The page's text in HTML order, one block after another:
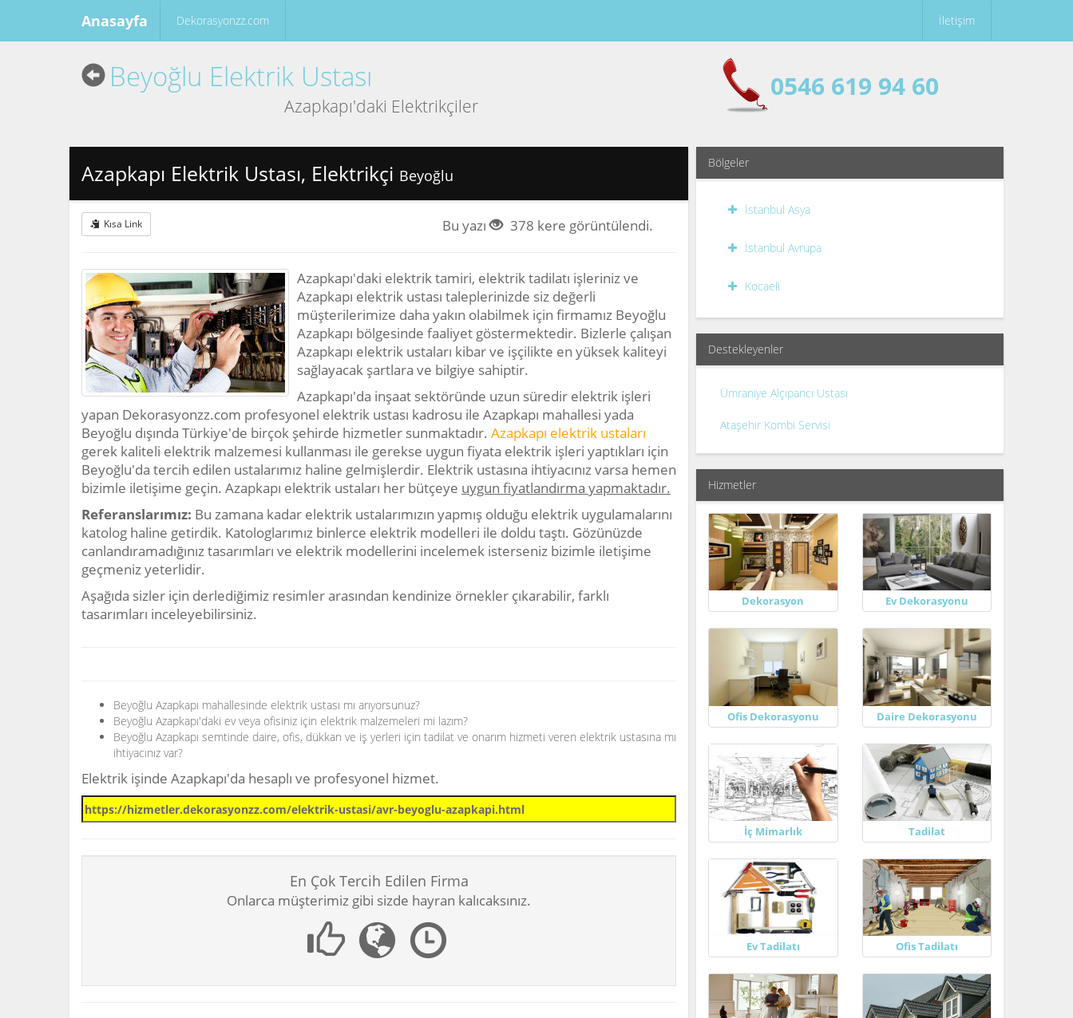
Anasayfa Dekorasyonzz.com İletişim
Beyoğlu Elektrik Ustası
Azapkapı'daki Elektrikçiler
0546 619 94 60
Azapkapı Elektrik Ustası, Elektrikçi Beyoğlu
Kısa Link Bu yazı 378 kere görüntülendi.
Azapkapı'daki elektrik tamiri, elektrik tadilatı işleriniz ve
Azapkapı elektrik ustası taleplerinizde siz değerli
müşterilerimize daha yakın olabilmek için firmamız Beyoğlu
Azapkapı bölgesinde faaliyet göstermektedir. Bizlerle çalışan
Azapkapı elektrik ustaları kibar ve işçilikte en yüksek kaliteyi
sağlayacak şartlara ve bilgiye sahiptir.
Azapkapı'da inşaat sektöründe uzun süredir elektrik işleri
yapan Dekorasyonzz.com profesyonel elektrik ustası kadrosu ile Azapkapı mahallesi yada
Beyoğlu dışında Türkiye'de birçok şehirde hizmetler sunmaktadır. Azapkapı elektrik ustaları
gerek kaliteli elektrik malzemesi kullanması ile gerekse uygun fiyata elektrik işleri yaptıkları için
Beyoğlu'da tercih edilen ustalarımız haline gelmişlerdir. Elektrik ustasına ihtiyacınız varsa hemen
bizimle iletişime geçin. Azapkapı elektrik ustaları her bütçeye uygun fiyatlandırma yapmaktadır.
Referanslarımız: Bu zamana kadar elektrik ustalarımızın yapmış olduğu elektrik uygulamalarını
katolog haline getirdik. Katologlarımız binlerce elektrik modelleri ile doldu taştı. Gözünüzde
canlandıramadığınız tasarımları ve elektrik modellerini incelemek isterseniz bizimle iletişime
geçmeniz yeterlidir.
Aşağıda sizler için derlediğimiz resimler arasından kendinize örnekler çıkarabilir, farklı
tasarımları inceleyebilirsiniz.
Beyoğlu Azapkapı mahallesinde elektrik ustası mı arıyorsunuz?
Beyoğlu Azapkapı'daki ev veya ofisiniz için elektrik malzemeleri mi lazım?
Beyoğlu Azapkapı semtinde daire, ofis, dükkan ve iş yerleri için tadilat ve onarım hizmeti veren elektrik ustasına mı
ihtiyacınız var?
Elektrik işinde Azapkapı'da hesaplı ve profesyonel hizmet.
En Çok Tercih Edilen Firma
Onlarca müşterimiz gibi sizde hayran kalıcaksınız.
Bölgeler
İstanbul Asya
İstanbul Avrupa
Kocaeli
Destekleyenler
Ümraniye Alçıpancı Ustası
Ataşehir Kombi Servisi
Hizmetler
Dekorasyon Ev Dekorasyonu
Ofis Dekorasyonu Daire Dekorasyonu
İç Mimarlık Tadilat
Ev Tadilatı Ofis Tadilatı